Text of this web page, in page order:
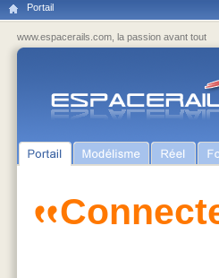
Portail
www.espacerails.com, la passion avant tout